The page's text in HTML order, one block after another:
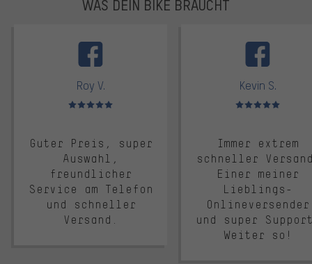
WAS DEIN BIKE BRAUCHT
Roy V.
Bewertungen: 5 von 5
Guter Preis, super
Auswahl,
freundlicher
Service am Telefon
und schneller
Versand.
Kevin S.
Bewertungen: 5 von 5
Immer extrem
schneller
Einer meiner
Lieblings-
Onlineversender
und super
Weiter so!